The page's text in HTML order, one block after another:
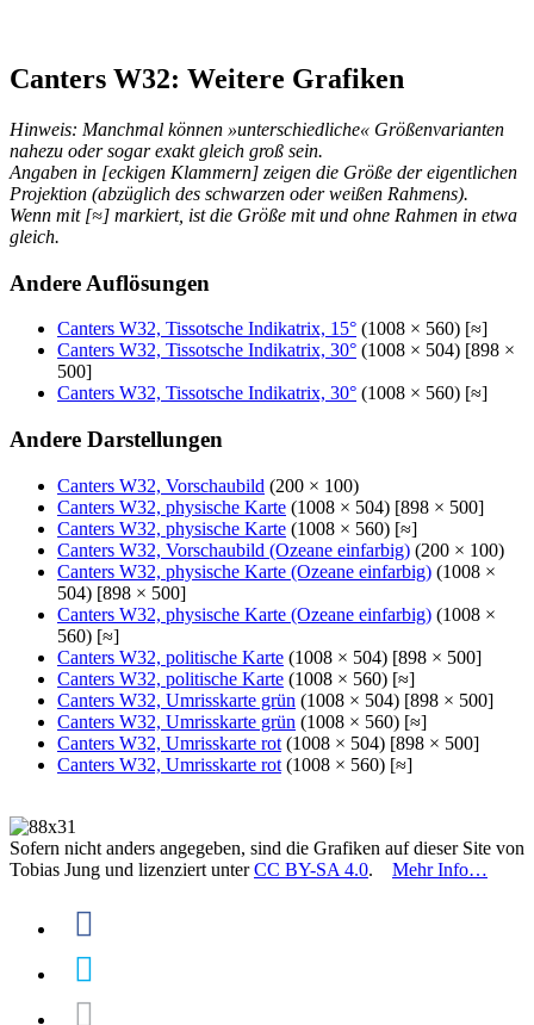
Canters W32: Weitere Grafiken
Hinweis: Manchmal können »unterschiedliche« Größenvarianten
nahezu oder sogar exakt gleich groß sein.
Angaben in [eckigen Klammern] zeigen die Größe der eigentlichen
Projektion (abzüglich des schwarzen oder weißen Rahmens).
Wenn mit [≈] markiert, ist die Größe mit und ohne Rahmen in etwa
gleich.
Andere Auflösungen
Canters W32, Tissotsche Indikatrix, 15° (1008 × 560) [≈]
Canters W32, Tissotsche Indikatrix, 30° (1008 × 504) [898 ×
500]
Canters W32, Tissotsche Indikatrix, 30° (1008 × 560) [≈]
Andere Darstellungen
Canters W32, Vorschaubild (200 × 100)
Canters W32, physische Karte (1008 × 504) [898 × 500]
Canters W32, physische Karte (1008 × 560) [≈]
Canters W32, Vorschaubild (Ozeane einfarbig) (200 × 100)
Canters W32, physische Karte (Ozeane einfarbig) (1008 ×
504) [898 × 500]
Canters W32, physische Karte (Ozeane einfarbig) (1008 ×
560) [≈]
Canters W32, politische Karte (1008 × 504) [898 × 500]
Canters W32, politische Karte (1008 × 560) [≈]
Canters W32, Umrisskarte grün (1008 × 504) [898 × 500]
Canters W32, Umrisskarte grün (1008 × 560) [≈]
Canters W32, Umrisskarte rot (1008 × 504) [898 × 500]
Canters W32, Umrisskarte rot (1008 × 560) [≈]
Sofern nicht anders angegeben, sind die Grafiken auf dieser Site von
Tobias Jung und lizenziert unterCC BY-SA 4.0. Mehr Info…